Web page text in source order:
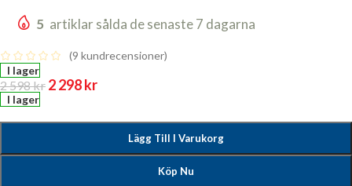
5 artiklar sålda de senaste 7 dagarna
(9 kundrecensioner)
I lager
2 598kr 2 298kr
I lager
Lägg Till I Varukorg
Köp Nu